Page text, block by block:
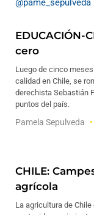
@pame_sepulveda
EDUCACIÓN-
cero
Luego de cinco
calidad en Chile, se
derechista Sebastián
puntos del país.
Pamela Sepulveda
CHILE:
agrícola
La agricultura de